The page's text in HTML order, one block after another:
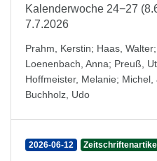
Kalenderwoche 24−27
7.7.2026
Prahm, Kerstin; Haas, Walter;
Loenenbach, Anna; Preuß,
Hoffmeister, Melanie; Michel,
Buchholz, Udo
2026-06-12 Zeitschriftenartikel